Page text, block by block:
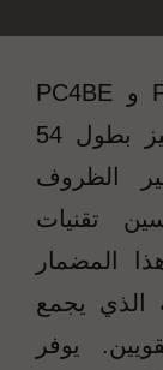
يقع مضمار PUMPTRACK DINO و PC4BE
في بولي ليه ماينز بفرنسا، ويتميز بطول 54
الظروف
تقنيات
المضمار
الذي يجمع
يوفر